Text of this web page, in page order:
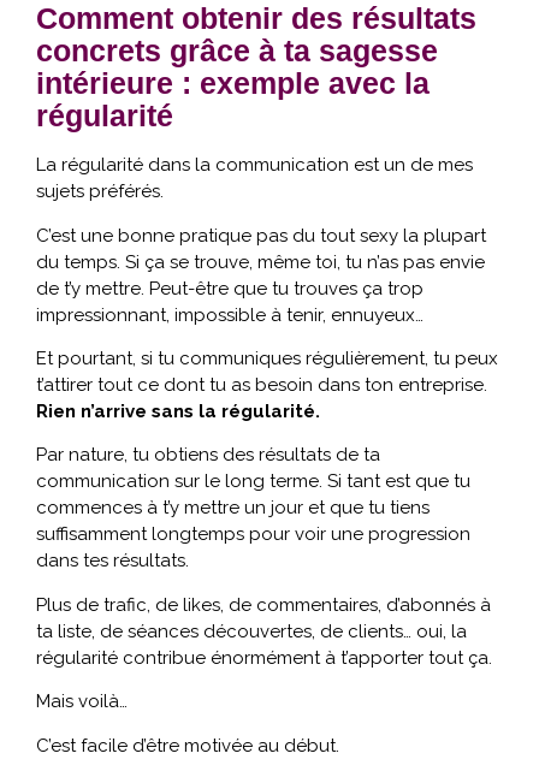
Comment obtenir des résultats
concrets grâce à ta sagesse
intérieure : exemple avec la
régularité
La régularité dans la communication est un de mes
sujets préférés.
C’est une bonne pratique pas du tout sexy la plupart
du temps. Si ça se trouve, même toi, tu n’as pas envie
de t’y mettre. Peut-être que tu trouves ça trop
impressionnant, impossible à tenir, ennuyeux…
Et pourtant, si tu communiques régulièrement, tu peux
t’attirer tout ce dont tu as besoin dans ton entreprise.
Rien n’arrive sans la régularité.
Par nature, tu obtiens des résultats de ta
communication sur le long terme. Si tant est que tu
commences à t’y mettre un jour et que tu tiens
suffisamment longtemps pour voir une progression
dans tes résultats.
Plus de trafic, de likes, de commentaires, d’abonnés à
ta liste, de séances découvertes, de clients… oui, la
régularité contribue énormément à t’apporter tout ça.
Mais voilà…
C’est facile d’être motivée au début.